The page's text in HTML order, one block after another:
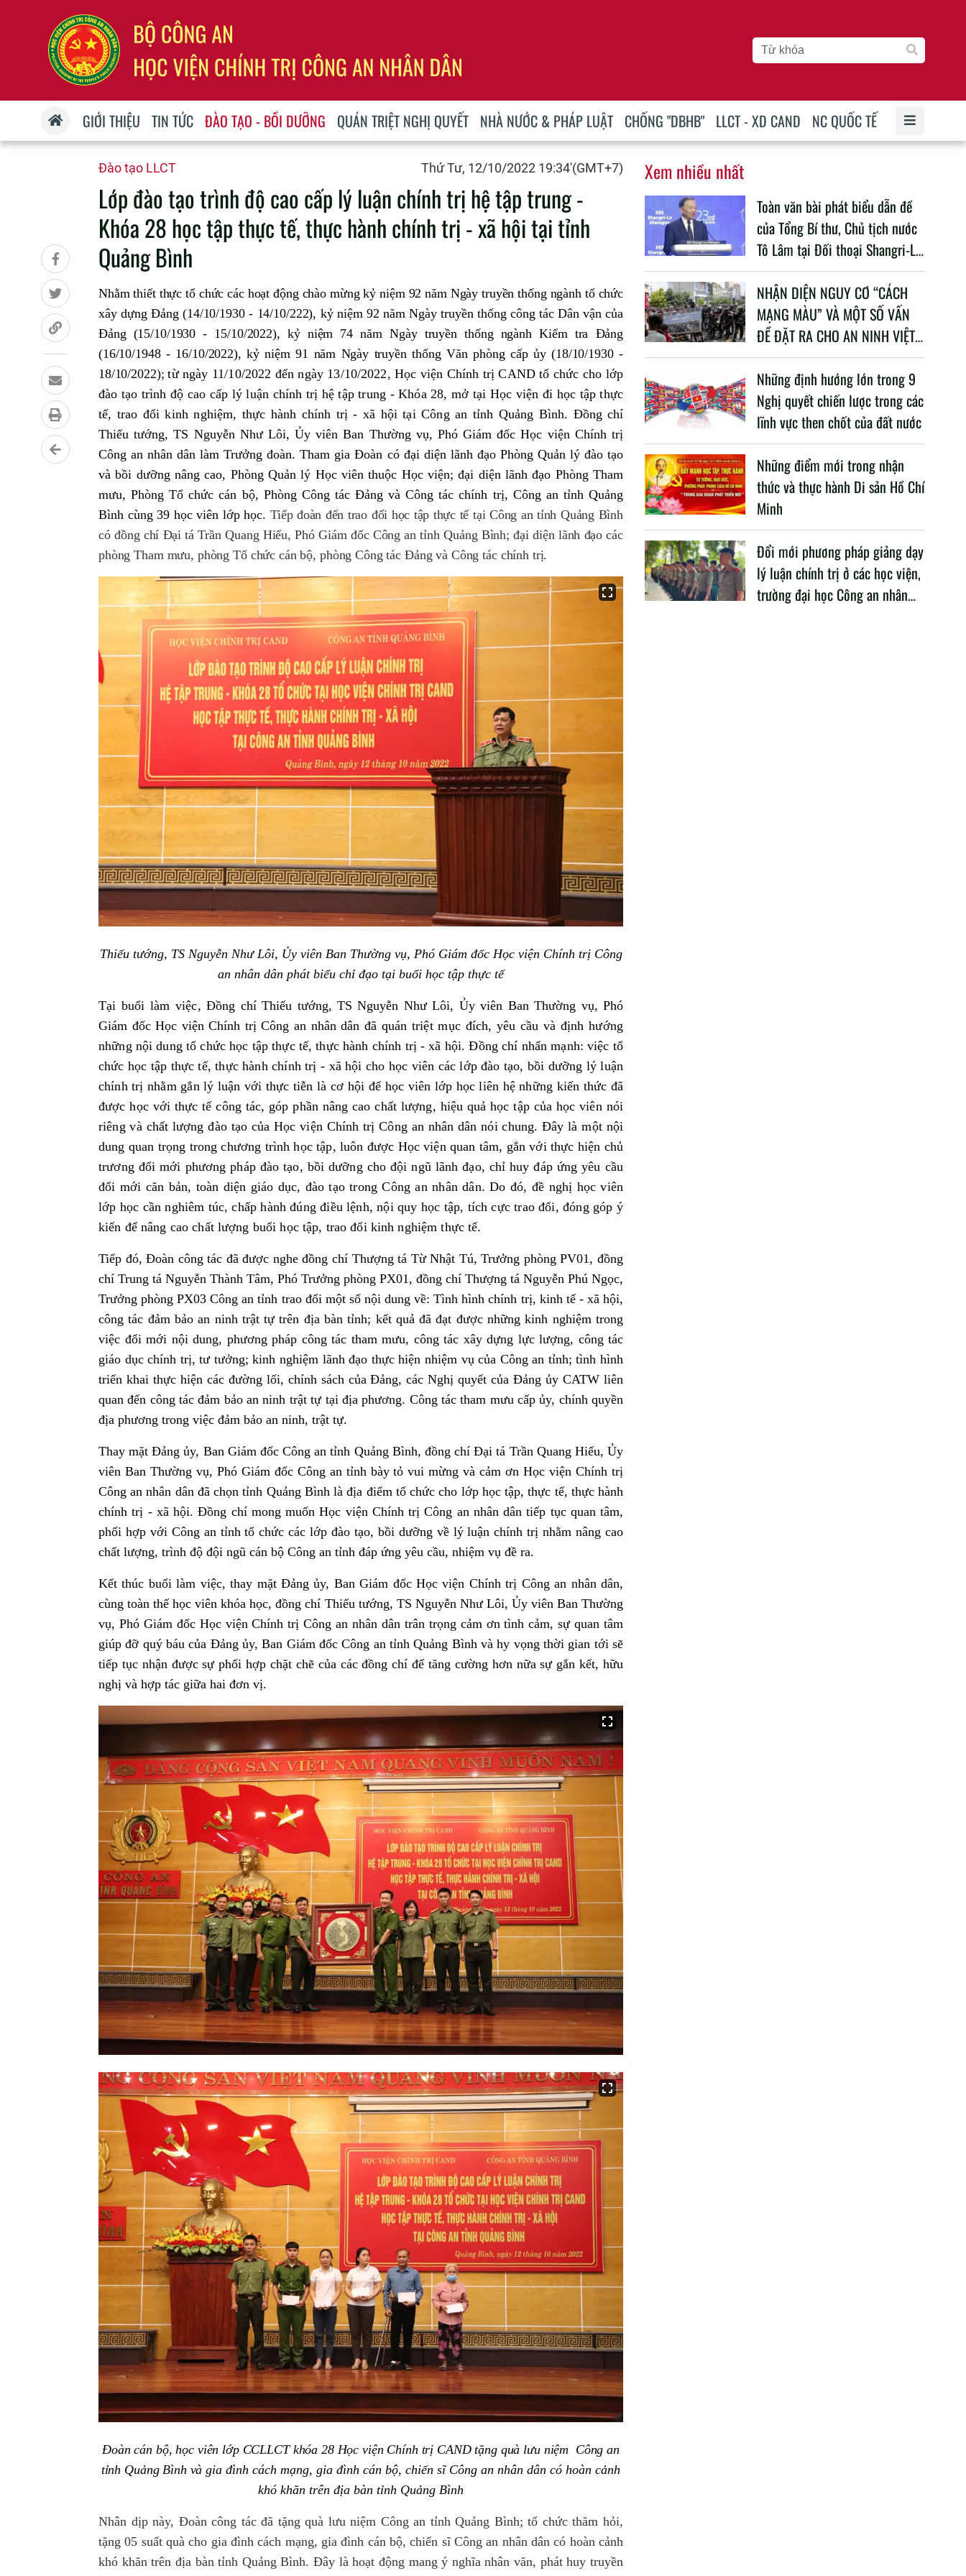
GIỚI THIỆU TIN TỨC ĐÀO TẠO - BỒI DƯỠNG QUÁN TRIỆT NGHỊ QUYẾT NHÀ NƯỚC & PHÁP LUẬT CHỐNG "DBHB" LLCT - XD CAND NC QUỐC TẾ
Đào tạo LLCT Thứ Tư, 12/10/2022 19:34'(GMT+7)
Lớp đào tạo trình độ cao cấp lý luận chính trị hệ tập trung -
Khóa 28 học tập thực tế, thực hành chính trị - xã hội tại tỉnh
Quảng Bình
Nhằm thiết thực tổ chức các hoạt động chào mừng kỷ niệm 92 năm Ngày truyền thống ngành tổ chức
xây dựng Đảng (14/10/1930 - 14/10/222), kỷ niệm 92 năm Ngày truyền thống công tác Dân vận của
Đảng (15/10/1930 - 15/10/2022), kỷ niệm 74 năm Ngày truyền thống ngành Kiểm tra Đảng
(16/10/1948 - 16/10/2022), kỷ niệm 91 năm Ngày truyền thống Văn phòng cấp ủy (18/10/1930 -
18/10/2022);từ ngày 11/10/2022 đến ngày 13/10/2022, Học viện Chính trị CAND tổ chức cho lớp
đào tạo trình độ cao cấp lý luận chính trị hệ tập trung - Khóa 28, mở tại Học viện đi học tập thực
tế, trao đổi kinh nghiệm, thực hành chính trị - xã hội tại Công an tỉnh Quảng Bình. Đồng chí
Thiếu tướng, TS Nguyễn Như Lôi, Ủy viên Ban Thường vụ, Phó Giám đốc Học viện Chính trị
Công an nhân dân làm Trưởng đoàn. Tham gia Đoàn có đại diện lãnh đạo Phòng Quản lý đào tạo
và bồi dưỡng nâng cao, Phòng Quản lý Học viên thuộc Học viện; đại diện lãnh đạo Phòng Tham
mưu, Phòng Tổ chức cán bộ, Phòng Công tác Đảng và Công tác chính trị, Công an tỉnh Quảng
Bình cùng 39 học viên lớp học. Tiếp đoàn đến trao đổi học tập thực tế tại Công an tỉnh Quảng Bình
có đồng chí Đại tá Trần Quang Hiếu, Phó Giám đốc Công an tỉnh Quảng Bình; đại diện lãnh đạo các
phòng Tham mưu, phòng Tổ chức cán bộ, phòng Công tác Đảng và Công tác chính trị.
Thiếu tướng, TS Nguyễn Như Lôi, Ủy viên Ban Thường vụ, Phó Giám đốc Học viện Chính trị Công
an nhân dân phát biểu chỉ đạo tại buổi học tập thực tế
Tại buổi làm việc,Đồng chí Thiếu tướng, TS Nguyễn Như Lôi, Ủy viên Ban Thường vụ, Phó
Giám đốc Học viện Chính trị Công an nhân dân đã quán triệt mục đích, yêu cầu và định hướng
những nội dung tổ chức học tập thực tế, thực hành chính trị - xã hội. Đồng chí nhấn mạnh: việc tổ
chức học tập thực tế, thực hành chính trị - xã hội cho học viên các lớp đào tạo, bồi dưỡng lý luận
chính trị nhằm gắn lý luận với thực tiễn là cơ hội để học viên lớp học liên hệ những kiến thức đã
được học với thực tế công tác, góp phần nâng cao chất lượng, hiệu quả học tập của học viên nói
riêng và chất lượng đào tạo của Học viện Chính trị Công an nhân dân nói chung. Đây là một nội
dung quan trọng trong chương trình học tập, luôn được Học viện quan tâm, gắn với thực hiện chủ
trương đổi mới phương pháp đào tạo, bồi dưỡng cho đội ngũ lãnh đạo, chỉ huy đáp ứng yêu cầu
đổi mới căn bản, toàn diện giáo dục, đào tạo trong Công an nhân dân. Do đó, đề nghị học viên
lớp học cần nghiêm túc, chấp hành đúng điều lệnh, nội quy học tập, tích cực trao đổi, đóng góp ý
kiến để nâng cao chất lượng buổi học tập, trao đổi kinh nghiệm thực tế.
Tiếp đó, Đoàn công tác đã được nghe đồng chí Thượng tá Từ Nhật Tú, Trưởng phòng PV01, đồng
chí Trung tá Nguyễn Thành Tâm, Phó Trưởng phòng PX01, đồng chí Thượng tá Nguyễn Phú Ngọc,
Trưởng phòng PX03Công an tỉnh trao đổi một số nội dung về: Tình hình chính trị, kinh tế - xã hội,
công tác đảm bảo an ninh trật tự trên địa bàn tỉnh; kết quả đã đạt đượcnhững kinh nghiệm trong
việc đổi mới nội dung, phương pháp công tác tham mưu, công tác xây dựng lực lượng, công tác
giáo dục chính trị, tư tưởng; kinh nghiệm lãnh đạo thực hiện nhiệm vụ của Công an tỉnh; tình hình
triển khai thực hiện các đường lối, chính sách của Đảng, các Nghị quyết của Đảng ủy CATW liên
quan đến công tác đảm bảo an ninh trật tự tại địa phương. Công tác tham mưu cấp ủy, chính quyền
địa phương trong việc đảm bảo an ninh, trật tự.
Thay mặt Đảng ủy, Ban Giám đốc Công an tỉnh Quảng Bình, đồng chí Đại tá Trần Quang Hiếu, Ủy
viên Ban Thường vụ, Phó Giám đốc Công an tỉnh bày tỏ vui mừng và cảm ơn Học viện Chính trị
Công an nhân dân đã chọn tỉnh Quảng Bình là địa điểm tổ chức cho lớp học tập, thực tế, thực hành
chính trị - xã hội. Đồng chí mong muốn Học viện Chính trị Công an nhân dân tiếp tục quan tâm,
phối hợp với Công an tỉnh tổ chức các lớp đào tạo, bồi dưỡng về lý luận chính trị nhằm nâng cao
chất lượng, trình độ đội ngũ cán bộ Công an tỉnh đáp ứng yêu cầu, nhiệm vụ đề ra.
Kết thúc buổi làm việc, thay mặt Đảng ủy, Ban Giám đốc Học viện Chính trị Công an nhân dân,
cùng toàn thế học viên khóa học,đồng chí Thiếu tướng, TS Nguyễn Như Lôi, Ủy viên Ban Thường
vụ, Phó Giám đốc Học viện Chính trị Công an nhân dân trân trọng cảm ơn tình cảm, sự quan tâm
giúp đỡ quý báu của Đảng ủy, Ban Giám đốc Công an tỉnh Quảng Bình và hy vọng thời gian tới sẽ
tiếp tục nhận được sự phối hợp chặt chẽ của các đồng chí để tăng cường hơn nữa sự gắn kết, hữu
nghị và hợp tác giữa hai đơn vị.
Đoàn cán bộ, học viên lớp CCLLCT khóa 28 Học viện Chính trị CAND tặng quà lưu niệm Công an
tỉnh Quảng Bình vàgia đình cách mạng, gia đình cán bộ, chiến sĩ Công an nhân dân có hoàn cảnh
khó khăn trên địa bàn tỉnh Quảng Bình
Nhân dịp này, Đoàn công tác đã tặng quà lưu niệm Công an tỉnh Quảng Bình; tổ chức thăm hỏi,
tặng 05 suất quà cho gia đình cách mạng, gia đình cán bộ, chiến sĩ Công an nhân dân có hoàn cảnh
khó khăn trên địa bàn tỉnh Quảng Bình. Đây là hoạt động mang ý nghĩa nhân văn, phát huy truyền
Xem nhiều nhất
Toàn văn bài phát biểu dẫn đề
của Tổng Bí thư, Chủ tịch nước
Tô Lâm tại Đối thoại Shangri-La
lần thứ 23
NHẬN DIỆN NGUY CƠ “CÁCH
MẠNG MÀU” VÀ MỘT SỐ VẤN
ĐỀ ĐẶT RA CHO AN NINH VIỆT
NAM TRONG BỐI CẢNH HIỆN
NAY
Những định hướng lớn trong 9
Nghị quyết chiến lược trong các
lĩnh vực then chốt của đất nước
Những điểm mới trong nhận
thức và thực hành Di sản Hồ Chí
Minh
Đổi mới phương pháp giảng dạy
lý luận chính trị ở các học viện,
trường đại học Công an nhân